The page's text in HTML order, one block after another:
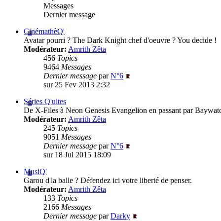
Messages
Dernier message
CinémathèQ'
Avatar pourri ? The Dark Knight chef d'oeuvre ? You decide !
Modérateur: Amrith Zêta
456 Topics
9464 Messages
Dernier message parN°6
sur 25 Fev 2013 2:32
Séries Q'ultes
De X-Files à Neon Genesis Evangelion en passant par
Modérateur: Amrith Zêta
245 Topics
9051 Messages
Dernier message parN°6
sur 18 Jul 2015 18:09
MusiQ'
Garou d'la balle ? Défendez ici votre liberté de penser.
Modérateur: Amrith Zêta
133 Topics
2166 Messages
Dernier message parDarky